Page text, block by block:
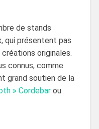
de stands
qui présentent pas
originales.
connus, comme
grand soutien de la
» Cordebarou